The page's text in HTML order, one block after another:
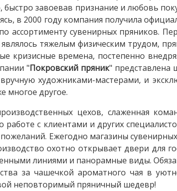
завоевав признание и любовь
в 2000 году компания получила
ассортименту сувенирных пряников.
тяжелым физическим трудом,
кризисные времена, постепенно
"Покровский пряник" представлена
художниками-мастерами, и
многое другое.
цехов, слаженная
с клиентами и других
Ежегодно магазины
охотно открывает двери для
линиями и панорамные виды.
за чашечкой ароматного чая в
неповторимый пряничный шедевр!